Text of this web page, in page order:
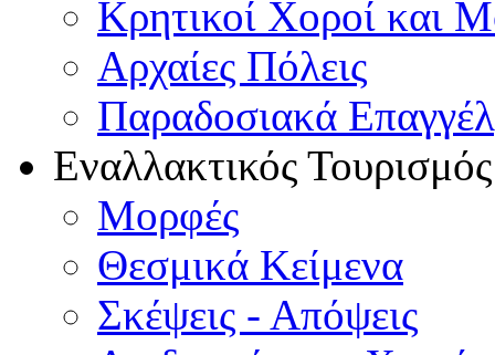
Κρητικοί Χοροί και
Αρχαίες Πόλεις
Παραδοσιακά
Εναλλακτικός Τουρισμός
Μορφές
Θεσμικά Κείμενα
Σκέψεις - Απόψεις